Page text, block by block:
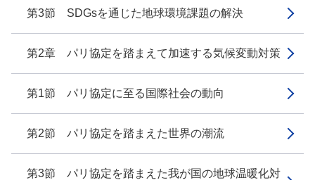
第3節 SDGsを通じた地球環境課題の解決
第2章 パリ協定を踏まえて加速する気候変動対策
第1節 パリ協定に至る国際社会の動向
第2節 パリ協定を踏まえた世界の潮流
第3節 パリ協定を踏まえた我が国の地球温暖化対